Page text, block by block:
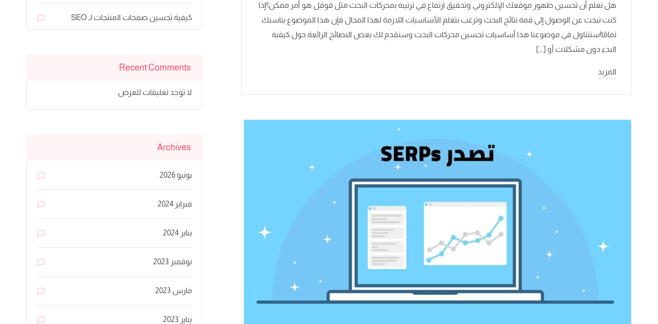
هل تعلم أن تحسين ظهور موقعك الإلكتروني وتحقيق ارتفاع في ترتيبه بمحركات البحث مثل قوقل هو أمر ممكن؟إذا
كنت تبحث عن الوصول إلى قمة نتائج البحث وترغب بتعلم الأساسيات اللازمة لهذا المجال فإن هذا الموضوع يناسبك
تمامًا!سنتناول في موضوعنا هذا أساسيات تحسين محركات البحث وسنقدم لك بعض النصائح الرائعة حول كيفية
البدء دون مشكلات أو […]
المزيد
كيفية تحسين صفحات المنتجات لـ SEO
Recent Comments
لا توجد تعليقات للعرض.
Archives
يونيو 2026
فبراير 2024
يناير 2024
نوفمبر 2023
مارس 2023
يناير 2023